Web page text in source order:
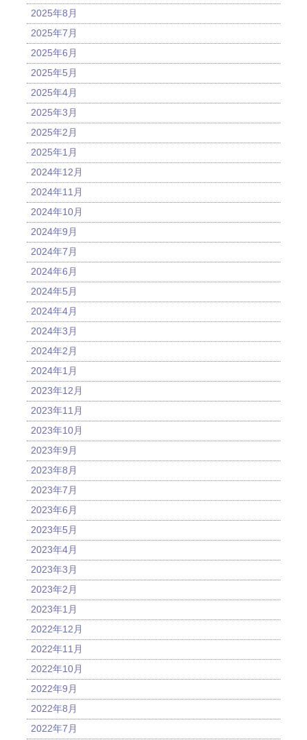
2025年8月
2025年7月
2025年6月
2025年5月
2025年4月
2025年3月
2025年2月
2025年1月
2024年12月
2024年11月
2024年10月
2024年9月
2024年7月
2024年6月
2024年5月
2024年4月
2024年3月
2024年2月
2024年1月
2023年12月
2023年11月
2023年10月
2023年9月
2023年8月
2023年7月
2023年6月
2023年5月
2023年4月
2023年3月
2023年2月
2023年1月
2022年12月
2022年11月
2022年10月
2022年9月
2022年8月
2022年7月